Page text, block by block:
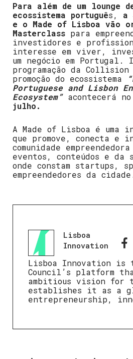
Para além de um lounge
ecossistema português, a
e o Made of Lisboa vão
Masterclass para
investidores e
interesse em viver,
um negócio em Portugal.
programação da
promoção do ecossistema
Portuguese and Lisbon
Ecosystem”acontecerá no
julho.
A Made of Lisboa é uma
que promove, conecta e
comunidade
eventos, conteúdos e da
onde constam startups,
empreendedores da
Lisboa
Innovation
Lisboa Innovation is
Council’s platform
ambitious vision for
establishes it as a
entrepreneurship,